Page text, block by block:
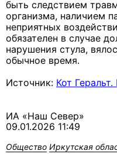
быть следствием
организма, наличием
неприятных
обязателен в случае
нарушения стула,
обычное время.
Источник: Кот
ИА «Наш Север»
09.01.2026 11:49
Общество Иркутская